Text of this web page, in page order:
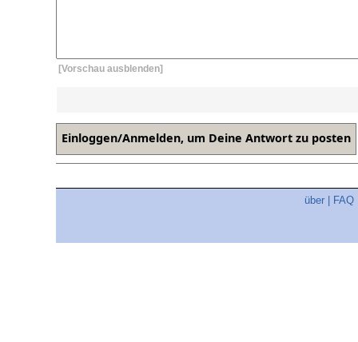
[Vorschau ausblenden]
über FAQ